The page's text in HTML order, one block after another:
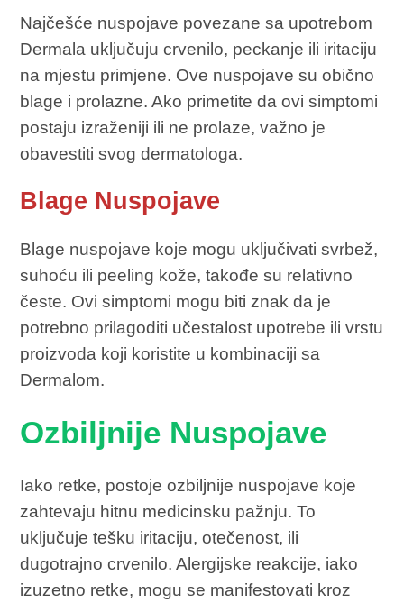
Najčešće nuspojave povezane sa upotrebom
Dermala uključuju crvenilo, peckanje ili iritaciju
na mjestu primjene. Ove nuspojave su obično
blage i prolazne. Ako primetite da ovi simptomi
postaju izraženiji ili ne prolaze, važno je
obavestiti svog dermatologa.
Blage Nuspojave
Blage nuspojave koje mogu uključivati svrbež,
suhoću ili peeling kože, takođe su relativno
česte. Ovi simptomi mogu biti znak da je
potrebno prilagoditi učestalost upotrebe ili vrstu
proizvoda koji koristite u kombinaciji sa
Dermalom.
Ozbiljnije Nuspojave
Iako retke, postoje ozbiljnije nuspojave koje
zahtevaju hitnu medicinsku pažnju. To
uključuje tešku iritaciju, otečenost, ili
dugotrajno crvenilo. Alergijske reakcije, iako
izuzetno retke, mogu se manifestovati kroz